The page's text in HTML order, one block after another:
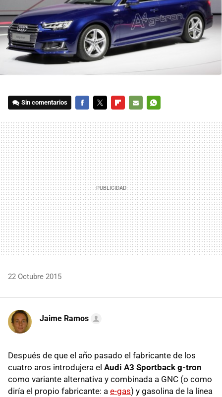
Sin comentarios
MAIL
22 Octubre 2015
Jaime Ramos
Después de que el año pasado el fabricante de los
cuatro aros introdujera el Audi A3 Sportback g-tron
como variante alternativa y combinada a GNC (o como
diría el propio fabricante: a e-gas) y gasolina de la línea